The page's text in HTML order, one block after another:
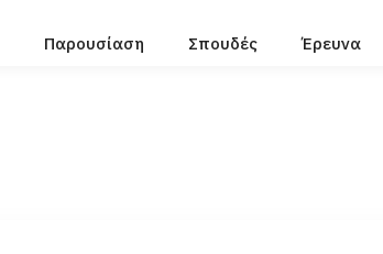
Παρουσίαση Σπουδές Έρευνα